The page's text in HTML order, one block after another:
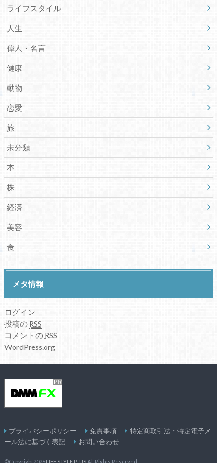
ライフスタイル
人生
偉人・名言
健康
動物
恋愛
旅
未分類
本
株
経済
美容
食
メタ情報
ログイン
投稿の RSS
コメントの RSS
WordPress.org
プライバシーポリシー 免責事項
特定商取引法・特定電子メ
ール法に基づく表記
お問い合わせ
©Copyright2026 LIFE STYLE PLUS.All Rights Reserved.